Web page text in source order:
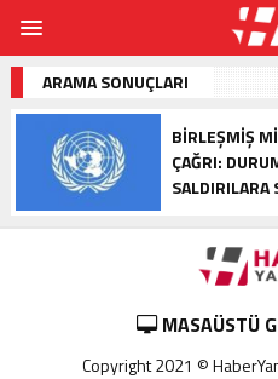
ARAMA SONUÇLARI
BIRLEŞMIŞ
ÇAĞRI:
SALDIRILARA
MASAÜSTÜ
Copyright 2021 ©